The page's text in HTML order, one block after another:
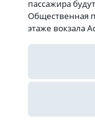
пассажира
Общественная
этаже вокзала